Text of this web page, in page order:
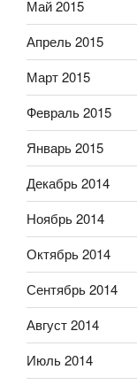
Май 2015
Апрель 2015
Март 2015
Февраль 2015
Январь 2015
Декабрь 2014
Ноябрь 2014
Октябрь 2014
Сентябрь 2014
Август 2014
Июль 2014